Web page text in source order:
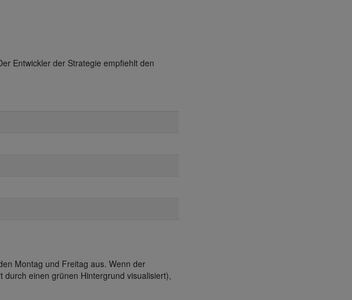
Entwickler der Strategie empfiehlt den
Montag und Freitag aus. Wenn der
einen grünen Hintergrund visualisiert),